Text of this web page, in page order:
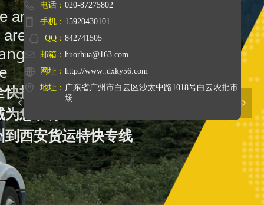
Safe and fast
We are at your service
Guangzhou-Xi'an Express Freight
Line
安全快捷
竭诚为您服务
广州到西安货运特快专线
广州到西安货运特快专线
넳 넲
电话： 020-87275802
手机： 15920430101
QQ： 842741505
邮箱： huorhua@163.com
网址： http://www..dxky56.com
地址： 广东省广州市白云区沙太中路1018号白云农批市
场